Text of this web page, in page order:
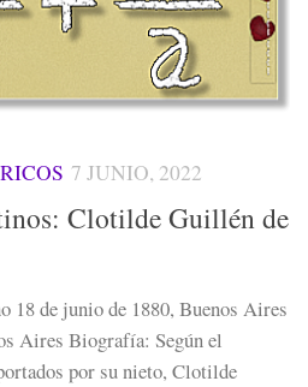
7 JUNIO, 2022
Clotilde Guillén de
18 de junio de 1880, Buenos Aires
Aires Biografía: Según el
por su nieto, Clotilde